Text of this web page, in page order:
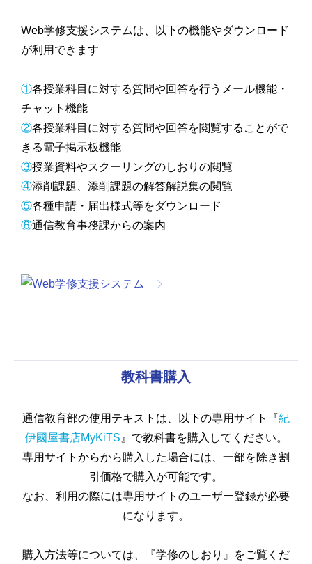
Web学修支援システムは、以下の機能やダウンロード
が利用できます
①各授業科目に対する質問や回答を行うメール機能・
チャット機能
②各授業科目に対する質問や回答を閲覧することがで
きる電子掲示板機能
③授業資料やスクーリングのしおりの閲覧
④添削課題、添削課題の解答解説集の閲覧
⑤各種申請・届出様式等をダウンロード
⑥通信教育事務課からの案内
教科書購入
通信教育部の使用テキストは、以下の専用サイト『紀
伊國屋書店MyKiTS 』で教科書を購入してください。
専用サイトからから購入した場合には、一部を除き割
引価格で購入が可能です。
なお、利用の際には専用サイトのユーザー登録が必要
になります。
購入方法等については、『学修のしおり』をご覧くだ